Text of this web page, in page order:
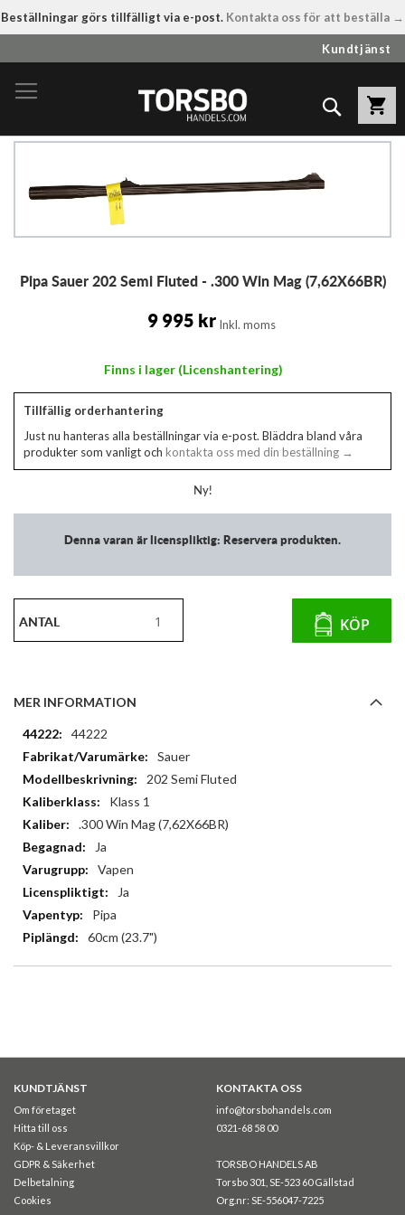
Beställningar görs tillfälligt via e-post. Kontakta oss för att beställa →
till
innehållet
Kundtjänst
Sök
tillPipa Sauer 202 Semi Fluted - .300 Win Mag (7,62X66BR)
9 995 kr Inkl. moms
Finns i lager (Licenshantering)
Tillfällig orderhantering
Just nu hanteras alla beställningar via e-post. Bläddra bland våra
produkter som vanligt och kontakta oss med din beställning →
Ny!
Denna varan är licenspliktig: Reservera produkten.
ANTAL KÖP
MER INFORMATION
Mer
information
44222
Sauer
202 Semi Fluted
Klass 1
.300 Win Mag (7,62X66BR)
Ja
Vapen
Ja
Pipa
60cm (23.7")
KUNDTJÄNST
Om företaget
Hitta till oss
Köp- & Leveransvillkor
GDPR & Säkerhet
Delbetalning
Cookies
KONTAKTA OSS
info@torsbohandels.com
0321-68 58 00
TORSBO HANDELS AB
Torsbo 301, SE-523 60 Gällstad
Org.nr: SE-556047-7225